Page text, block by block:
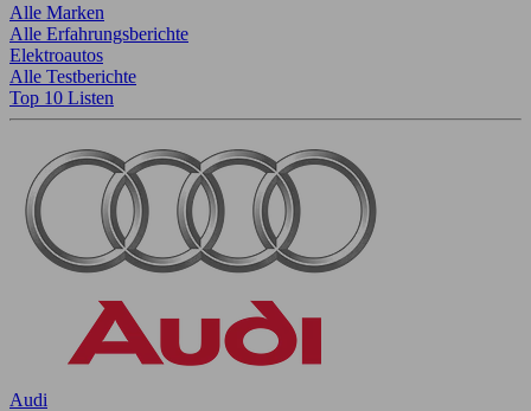
Alle Marken
Alle Erfahrungsberichte
Elektroautos
Alle Testberichte
Top 10 Listen
Audi